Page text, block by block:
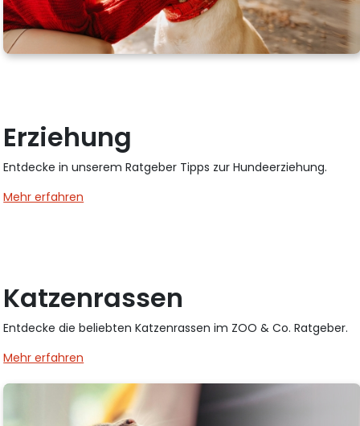
Erziehung
Entdecke in unserem Ratgeber Tipps zur Hundeerziehung.
Mehr erfahren
Katzenrassen
Entdecke die beliebten Katzenrassen im ZOO & Co. Ratgeber.
Mehr erfahren